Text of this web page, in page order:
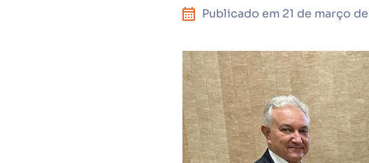
Publicado em 21 de março